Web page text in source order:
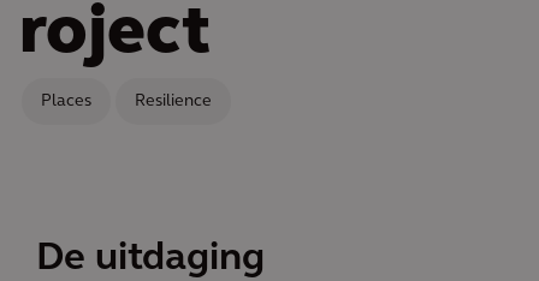
roject
Places Resilience
De uitdaging